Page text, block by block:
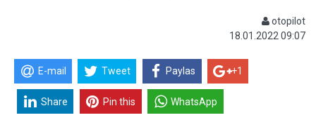
otopilot
18.01.2022 09:07
E-mail Tweet Paylas +1
Share Pin this WhatsApp